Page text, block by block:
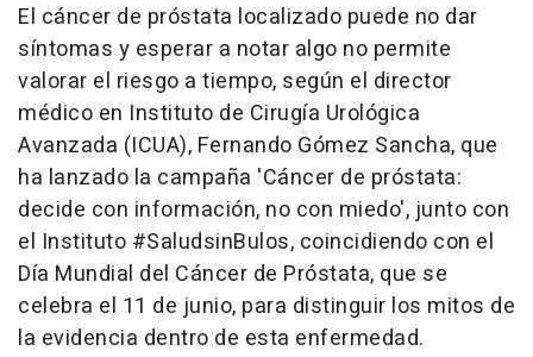
El cáncer de próstata localizado puede no dar
síntomas y esperar a notar algo no permite
valorar el riesgo a tiempo, según el director
médico en Instituto de Cirugía Urológica
Avanzada (ICUA), Fernando Gómez Sancha, que
ha lanzado la campaña 'Cáncer de próstata:
decide con información, no con miedo', junto con
el Instituto #SaludsinBulos, coincidiendo con el
Día Mundial del Cáncer de Próstata, que se
celebra el 11 de junio, para distinguir los mitos de
la evidencia dentro de esta enfermedad.